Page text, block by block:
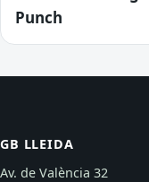
Punch
GB LLEIDA
Av. de València 32